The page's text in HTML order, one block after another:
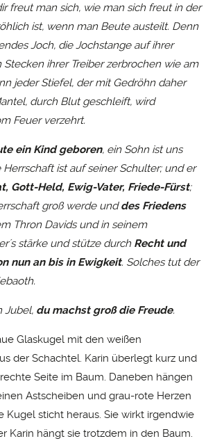
freut man sich, wie man sich freut in der
ist, wenn man Beute austeilt. Denn
Joch, die Jochstange auf ihrer
ihrer Treiber zerbrochen wie am
jeder Stiefel, der mit Gedröhn daher
durch Blut geschleift, wird
Feuer verzehrt.
ein Kind geboren, ein Sohn ist uns
ist auf seiner Schulter; und er
Gott-Held, Ewig-Vater, Friede-Fürst;
groß werde unddes Friedens
Thron Davids und in seinem
stärke und stütze durch Recht und
nun an bis in Ewigkeit. Solches tut der
Jubel, du machst groß die Freude.
Glaskugel mit den weißen
der Schachtel. Karin überlegt kurz und
Seite im Baum. Daneben hängen
Astscheiben und grau-rote Herzen
Kugel sticht heraus. Sie wirkt irgendwie
Karin hängt sie trotzdem in den Baum.